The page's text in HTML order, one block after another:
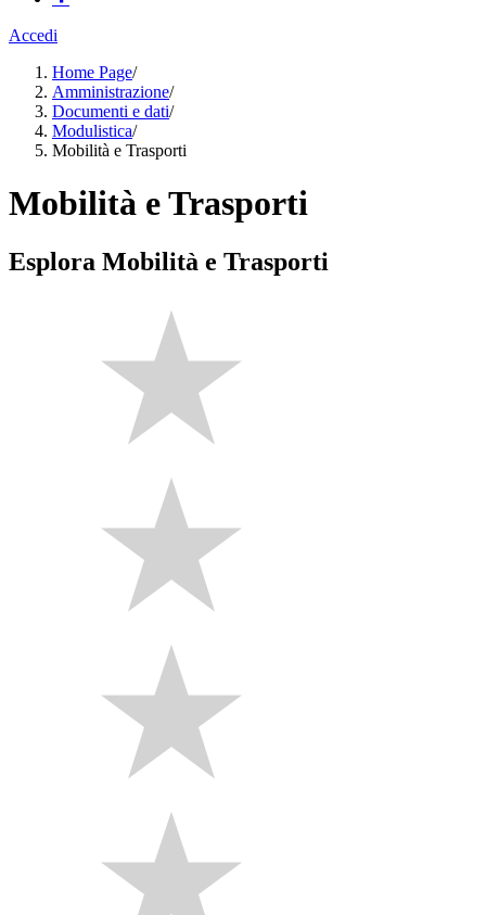
Accedi
Home Page/
Amministrazione/
Documenti e dati/
Modulistica/
Mobilità e Trasporti
Mobilità e Trasporti
Esplora Mobilità e Trasporti